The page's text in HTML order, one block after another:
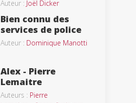
Auteur : Joël Dicker
Bien connu des
services de police
Auteur : Dominique Manotti
Alex - Pierre
Lemaitre
Auteurs : Pierre